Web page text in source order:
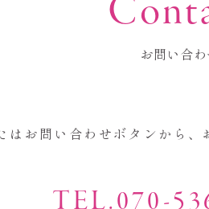
お問い合わ
はお問い合わせボタンから 、
TEL.070-